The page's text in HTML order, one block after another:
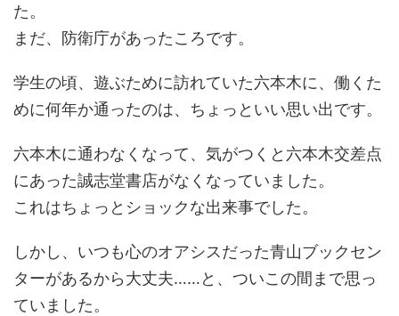
た。
まだ、防衛庁があったころです。
学生の頃、遊ぶために訪れていた六本木に、働くた
めに何年か通ったのは、ちょっといい思い出です。
六本木に通わなくなって、気がつくと六本木交差点
にあった誠志堂書店がなくなっていました。
これはちょっとショックな出来事でした。
しかし、いつも心のオアシスだった青山ブックセン
ターがあるから大丈夫……と、ついこの間まで思っ
ていました。